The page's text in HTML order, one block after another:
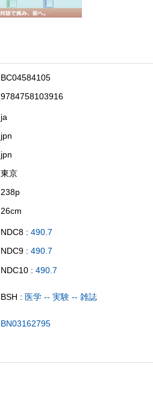
BC04584105
9784758103916
ja
jpn
jpn
東京
238p
26cm
NDC8 : 490.7
NDC9 : 490.7
NDC10 : 490.7
BSH : 医学 -- 実験 -- 雑誌
BN03162795